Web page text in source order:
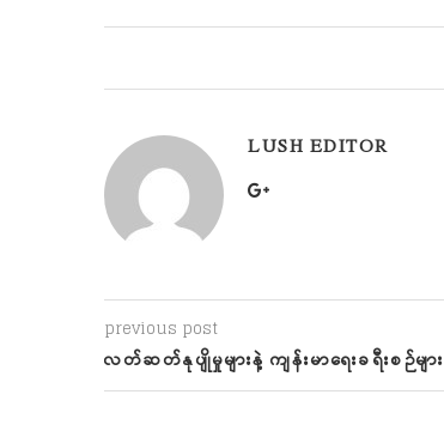
LUSH EDITOR
previous post
လတ်ဆတ်နုပျိုမှုများနဲ့ ကျန်းမာရေးခရီးစဉ်များ